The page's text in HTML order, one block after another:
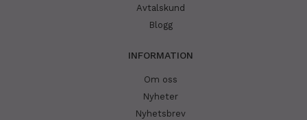
Avtalskund
Blogg
INFORMATION
Om oss
Nyheter
Nyhetsbrev